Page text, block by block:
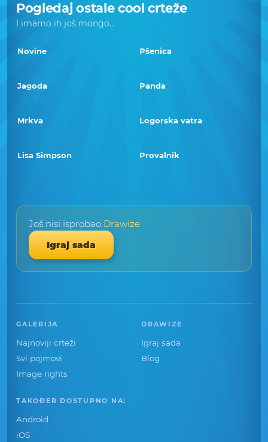
Pogledaj ostale cool crteže
I imamo ih još mongo...
Novine Pšenica
Jagoda Panda
Mrkva Logorska vatra
Lisa Simpson Provalnik
Još nisi isprobao Drawize
Igraj sada
GALERIJA
Najnoviji crteži
Svi pojmovi
Image rights
DRAWIZE
Igraj sada
Blog
TAKOĐER DOSTUPNO NA:
Android
iOS